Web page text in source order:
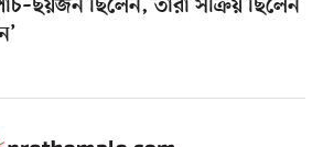
ছিলেন, তাঁরা সক্রিয় ছিলেন